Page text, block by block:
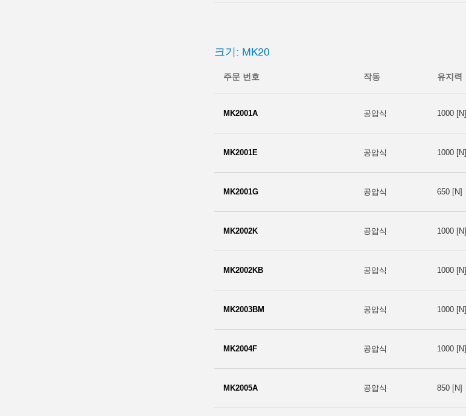
크기: MK20
주문 번호 작동 유지력
MK2001A 공압식 1000 [N]
MK2001E 공압식 1000 [N]
MK2001G 공압식 650 [N]
MK2002K 공압식 1000 [N]
MK2002KB 공압식 1000 [N]
MK2003BM 공압식 1000 [N]
MK2004F 공압식 1000 [N]
MK2005A 공압식 850 [N]